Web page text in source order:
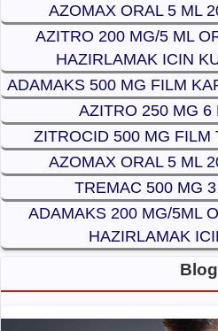
AZOMAX ORAL 5 ML
AZITRO 200 MG/5 ML
HAZIRLAMAK ICIN
ADAMAKS 500 MG FILM
AZITRO 250 MG 6
ZITROCID 500 MG FILM
AZOMAX ORAL 5 ML
TREMAC 500 MG
ADAMAKS 200 MG/5ML
HAZIRLAMAK
Blog